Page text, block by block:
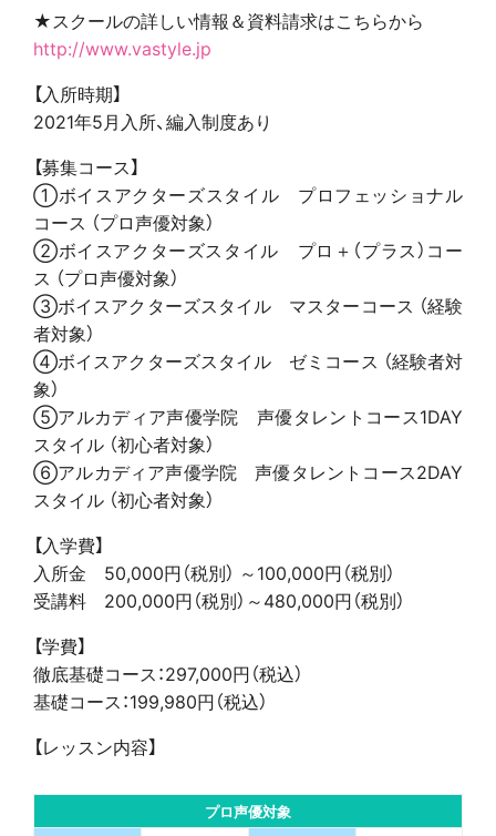
★スクールの詳しい情報＆資料請求はこちらから
http://www.vastyle.jp
【入所時期】
2021年5月入所、編入制度あり
【募集コース】
①ボイスアクターズスタイル プロフェッショナル
コース （プロ声優対象）
②ボイスアクターズスタイル プロ＋（プラス）コー
ス （プロ声優対象）
③ボイスアクターズスタイル マスターコース （経験
者対象）
④ボイスアクターズスタイル ゼミコース （経験者対
象）
⑤アルカディア声優学院 声優タレントコース1DAY
スタイル （初心者対象）
⑥アルカディア声優学院 声優タレントコース2DAY
スタイル （初心者対象）
【入学費】
入所金 50,000円（税別） ～100,000円（税別）
受講料 200,000円（税別）～480,000円（税別）
【学費】
徹底基礎コース：297,000円（税込）
基礎コース：199,980円（税込）
【レッスン内容】
プロ声優対象